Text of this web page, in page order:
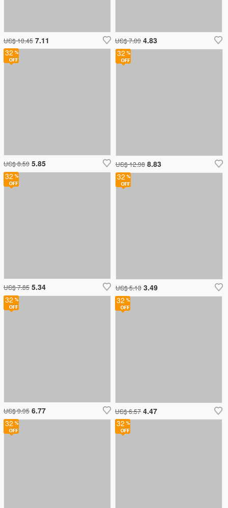
32
US$ 5.13 3.49
US$ 7.09 4.83
32
US$ 9.95 6.77
US$ 10.45 7.11
32
32
US$ 8.59 5.85
32
US$ 7.85 5.34
32
32
US$ 6.57 4.47
32
US$ 12.98 8.83